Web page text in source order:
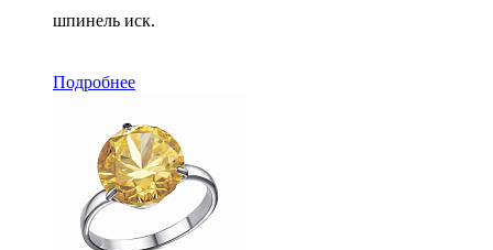
шпинель иск.
Подробнее